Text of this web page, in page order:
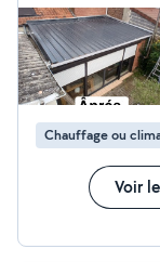
Chauffage ou
Voir